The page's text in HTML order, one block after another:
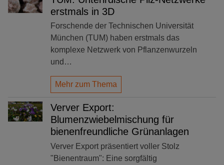
erstmals in 3D
Forschende der Technischen Universität
München (TUM) haben erstmals das
komplexe Netzwerk von Pflanzenwurzeln
und…
Mehr zum Thema
Verver Export:
Blumenzwiebelmischung für
bienenfreundliche Grünanlagen
Verver Export präsentiert voller Stolz
"Bienentraum": Eine sorgfältig